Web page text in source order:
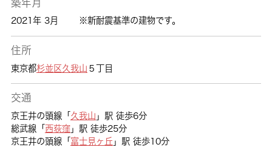
築年月
2021年 3月 ※新耐震基準の建物です。
住所
東京都杉並区久我山 ５丁目
交通
京王井の頭線「 久我山 」駅 徒歩6分
総武線「 西荻窪」駅 徒歩25分
京王井の頭線「 富士見ヶ丘 」駅 徒歩10分